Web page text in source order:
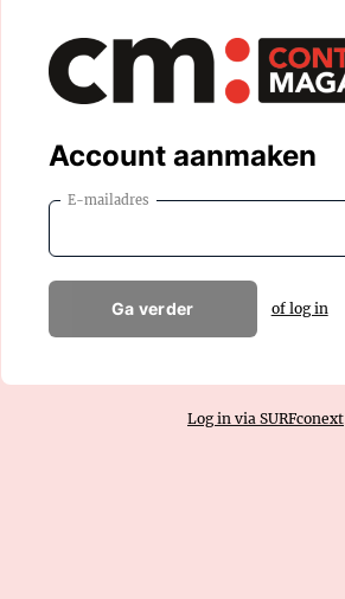
Account aanmaken
E-mailadres
Ga verder of log in
Log in via SURFconext